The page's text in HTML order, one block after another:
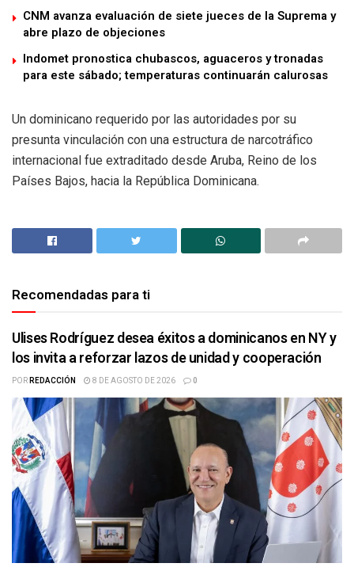
CNM avanza evaluación de siete jueces de la Suprema y
abre plazo de objeciones
Indomet pronostica chubascos, aguaceros y tronadas
para este sábado; temperaturas continuarán calurosas
Un dominicano requerido por las autoridades por su
presunta vinculación con una estructura de narcotráfico
internacional fue extraditado desde Aruba, Reino de los
Países Bajos, hacia la República Dominicana.
Recomendadas para ti
Ulises Rodríguez desea éxitos a dominicanos en NY y
los invita a reforzar lazos de unidad y cooperación
PORREDACCIÓN 8 DE AGOSTO DE 2026 0